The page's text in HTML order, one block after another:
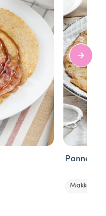
Makkelijk